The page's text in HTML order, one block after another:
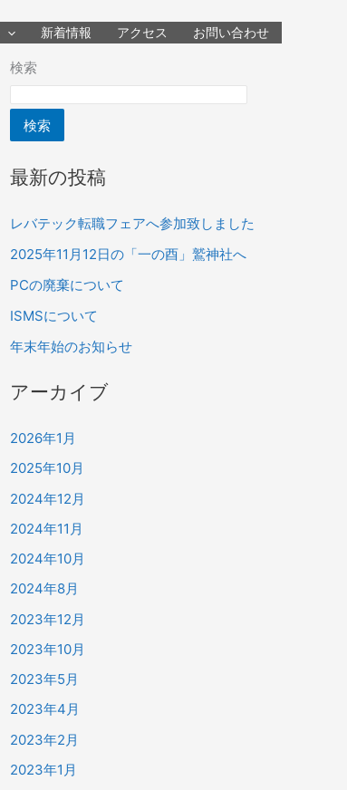
新着情報 アクセス お問い合わせ
検索
検索
最新の投稿
レバテック転職フェアへ参加致しました
2025年11月12日の「一の酉」鷲神社へ
PCの廃棄について
ISMSについて
年末年始のお知らせ
アーカイブ
2026年1月
2025年10月
2024年12月
2024年11月
2024年10月
2024年8月
2023年12月
2023年10月
2023年5月
2023年4月
2023年2月
2023年1月